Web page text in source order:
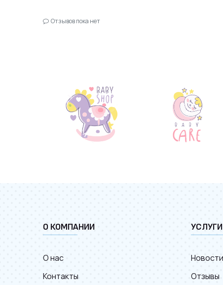
Отзывов пока нет
О КОМПАНИИ
О нас
Контакты
Новости
Отзывы